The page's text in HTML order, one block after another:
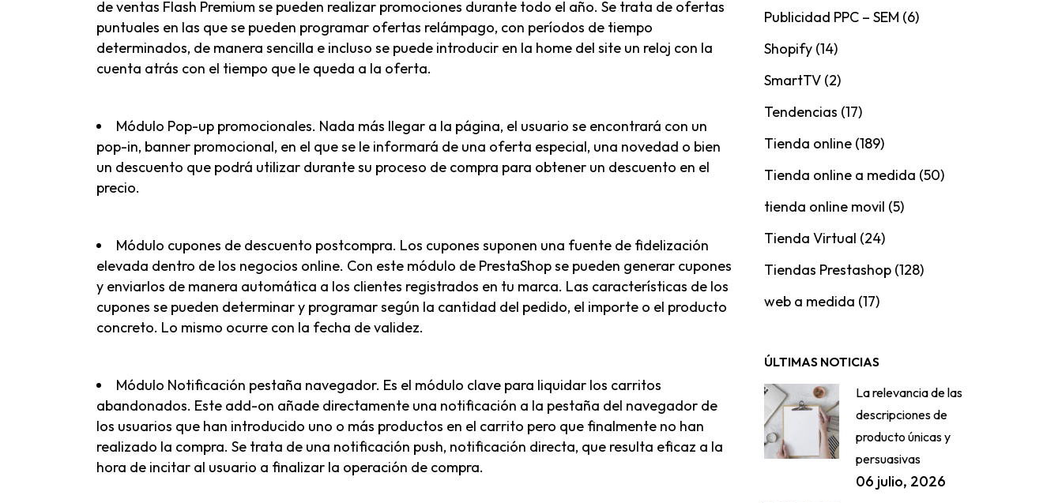
de ventas Flash Premium se pueden realizar promociones durante todo el año. Se trata de ofertas
puntuales en las que se pueden programar ofertas relámpago, con períodos de tiempo
determinados, de manera sencilla e incluso se puede introducir en la home del site un reloj con la
cuenta atrás con el tiempo que le queda a la oferta.
Módulo Pop-up promocionales. Nada más llegar a la página, el usuario se encontrará con un
pop-in, banner promocional, en el que se le informará de una oferta especial, una novedad o bien
un descuento que podrá utilizar durante su proceso de compra para obtener un descuento en el
precio.
Módulo cupones de descuento postcompra. Los cupones suponen una fuente de fidelización
elevada dentro de los negocios online. Con este módulo de PrestaShop se pueden generar cupones
y enviarlos de manera automática a los clientes registrados en tu marca. Las características de los
cupones se pueden determinar y programar según la cantidad del pedido, el importe o el producto
concreto. Lo mismo ocurre con la fecha de validez.
Módulo Notificación pestaña navegador. Es el módulo clave para liquidar los carritos
abandonados. Este add-on añade directamente una notificación a la pestaña del navegador de
los usuarios que han introducido uno o más productos en el carrito pero que finalmente no han
realizado la compra. Se trata de una notificación push, notificación directa, que resulta eficaz a la
hora de incitar al usuario a finalizar la operación de compra.
Publicidad PPC – SEM (6)
Shopify (14)
SmartTV (2)
Tendencias (17)
Tienda online (189)
Tienda online a medida (50)
tienda online movil (5)
Tienda Virtual (24)
Tiendas Prestashop (128)
web a medida (17)
ÚLTIMAS NOTICIAS
La relevancia de las
descripciones de
producto únicas y
persuasivas
06 julio, 2026